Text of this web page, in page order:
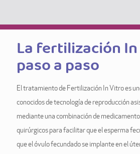
La fertilización
paso a paso
El tratamiento de Fertilización In Vitro es
conocidos de tecnología de reproducción
mediante una combinación de
quirúrgicos para facilitar que el esperma
que el óvulo fecundado se implante en el